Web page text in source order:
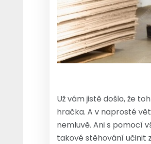
Už vám jistě došlo, že
hračka. A v naprosté
nemluvě. Ani s pomocí
takové stěhování učinit